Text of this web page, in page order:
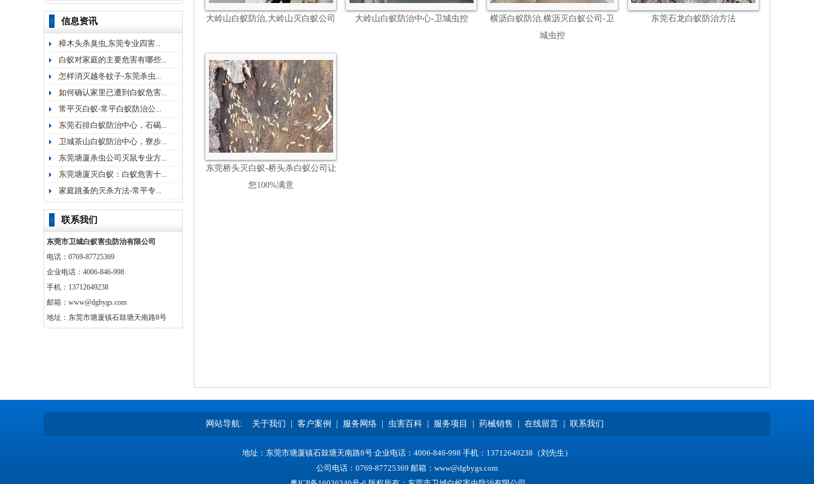
信息资讯
樟木头杀臭虫,东莞专业四害...
白蚁对家庭的主要危害有哪些...
怎样消灭越冬蚊子-东莞杀虫...
如何确认家里已遭到白蚁危害...
常平灭白蚁-常平白蚁防治公...
东莞石排白蚁防治中心，石碣...
卫城茶山白蚁防治中心，寮步...
东莞塘厦杀虫公司灭鼠专业方...
东莞塘厦灭白蚁：白蚁危害十...
家庭跳蚤的灭杀方法-常平专...
联系我们
东莞市卫城白蚁害虫防治有限公司
电话：0769-87725369
企业电话：4006-846-998
手机：13712649238
邮箱：www@dgbygs.com
地址：东莞市塘厦镇石鼓塘天南路8号
大岭山白蚁防治,大岭山灭白蚁公司 大岭山白蚁防治中心-卫城虫控
横沥白蚁防治,横沥灭白蚁公司-卫
城虫控
东莞石龙白蚁防治方法
东莞桥头灭白蚁-桥头杀白蚁公司让
您100%满意
网站导航: 关于我们 客户案例 服务网络 虫害百科 服务项目 药械销售 在线留言 联系我们
地址：东莞市塘厦镇石鼓塘天南路8号 企业电话：4006-846-998 手机：13712649238（刘先生）
公司电话：0769-87725369 邮箱：www@dgbygs.com